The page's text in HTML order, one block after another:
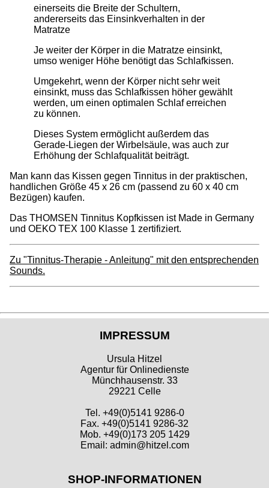
einerseits die Breite der Schultern,
andererseits das Einsinkverhalten in der
Matratze
Je weiter der Körper in die Matratze einsinkt,
umso weniger Höhe benötigt das Schlafkissen.
Umgekehrt, wenn der Körper nicht sehr weit
einsinkt, muss das Schlafkissen höher gewählt
werden, um einen optimalen Schlaf erreichen
zu können.
Dieses System ermöglicht außerdem das
Gerade-Liegen der Wirbelsäule, was auch zur
Erhöhung der Schlafqualität beiträgt.
Man kann das Kissen gegen Tinnitus in der praktischen,
handlichen Größe 45 x 26 cm (passend zu 60 x 40 cm
Bezügen) kaufen.
Das THOMSEN Tinnitus Kopfkissen ist Made in Germany
und OEKO TEX 100 Klasse 1 zertifiziert.
Zu "Tinnitus-Therapie - Anleitung" mit den entsprechenden
Sounds.
IMPRESSUM
Ursula Hitzel
Agentur für Onlinedienste
Münchhausenstr. 33
29221 Celle
Tel. +49(0)5141 9286-0
Fax. +49(0)5141 9286-32
Mob. +49(0)173 205 1429
Email: admin@hitzel.com
SHOP-INFORMATIONEN